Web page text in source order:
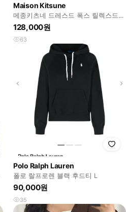
Maison Kitsune
메종키츠네 드레스드 폭스 릴렉스드
후드 블랙 M
128,000원
63
Polo Ralph Lauren
폴로 랄프로렌 블랙 후드티 L
90,000원
35